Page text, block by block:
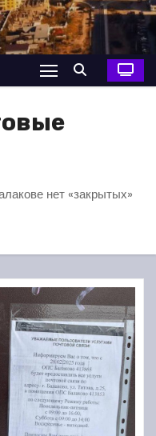
нет «закрытых»